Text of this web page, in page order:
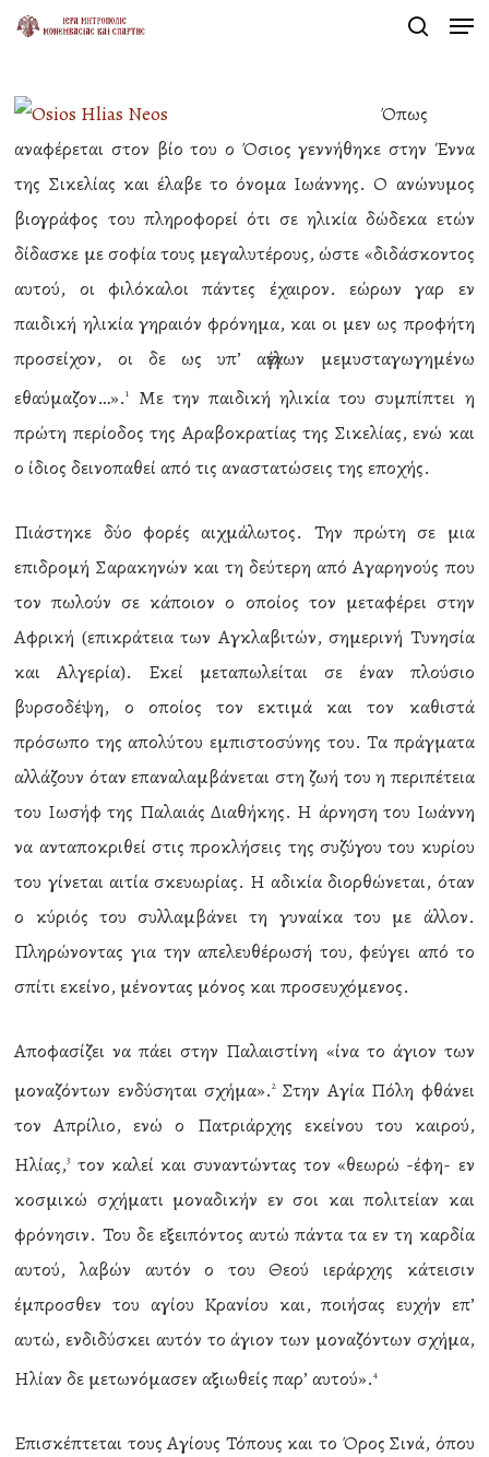
Skip
content
Όπως
αναφέρεται στον βίο του ο Όσιος γεννήθηκε στην Έννα
της Σικελίας και έλαβε το όνομα Ιωάννης. Ο ανώνυμος
βιογράφος του πληροφορεί ότι σε ηλικία δώδεκα ετών
δίδασκε με σοφία τους μεγαλυτέρους, ώστε «διδάσκοντος
αυτού, οι φιλόκαλοι πάντες έχαιρον. εώρων γαρ εν
παιδική ηλικία γηραιόν φρόνημα, και οι μεν ως προφήτη
προσείχον, οι δε ως υπ’ αγγέλων μεμυσταγωγημένω
εθαύμαζον…».1
Με την παιδική ηλικία του συμπίπτει η
πρώτη περίοδος της Αραβοκρατίας της Σικελίας, ενώ και
ο ίδιος δεινοπαθεί από τις αναστατώσεις της εποχής.
Πιάστηκε δύο φορές αιχμάλωτος. Την πρώτη σε μια
επιδρομή Σαρακηνών και τη δεύτερη από Αγαρηνούς που
τον πωλούν σε κάποιον ο οποίος τον μεταφέρει στην
Αφρική (επικράτεια των Αγκλαβιτών, σημερινή Τυνησία
και Αλγερία). Εκεί μεταπωλείται σε έναν πλούσιο
βυρσοδέψη, ο οποίος τον εκτιμά και τον καθιστά
πρόσωπο της απολύτου εμπιστοσύνης του. Τα πράγματα
αλλάζουν όταν επαναλαμβάνεται στη ζωή του η περιπέτεια
του Ιωσήφ της Παλαιάς Διαθήκης. Η άρνηση του Ιωάννη
να ανταποκριθεί στις προκλήσεις της συζύγου του κυρίου
του γίνεται αιτία σκευωρίας. Η αδικία διορθώνεται, όταν
ο κύριός του συλλαμβάνει τη γυναίκα του με άλλον.
Πληρώνοντας για την απελευθέρωσή του, φεύγει από το
σπίτι εκείνο, μένοντας μόνος και προσευχόμενος.
Αποφασίζει να πάει στην Παλαιστίνη «ίνα το άγιον των
μοναζόντων ενδύσηται σχήμα».2 Στην Αγία Πόλη φθάνει
τον Απρίλιο, ενώ ο Πατριάρχης εκείνου του καιρού,
Ηλίας,3 τον καλεί και συναντώντας τον «θεωρώ -έφη- εν
κοσμικώ σχήματι μοναδικήν εν σοι και πολιτείαν και
φρόνησιν. Του δε εξειπόντος αυτώ πάντα τα εν τη καρδία
αυτού, λαβών αυτόν ο του Θεού ιεράρχης κάτεισιν
έμπροσθεν του αγίου Κρανίου και, ποιήσας ευχήν επ’
αυτώ, ενδιδύσκει αυτόν το άγιον των μοναζόντων σχήμα,
Ηλίαν δε μετωνόμασεν αξιωθείς παρ’ αυτού».4
Επισκέπτεται τους Αγίους Τόπους και το Όρος Σινά, όπου